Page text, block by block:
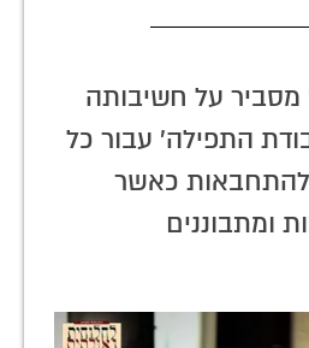
על חשיבותה
התפילה' עבור כל
כאשר
ומתבוננים